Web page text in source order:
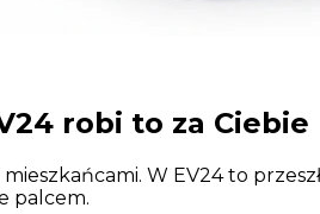
robi to za Ciebie
W EV24 to
palcem.